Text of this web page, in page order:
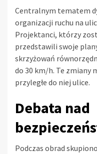
Centralnym tematem
organizacji ruchu na
Projektanci, którzy
przedstawili swoje
skrzyżowań
do 30 km/h. Te zmiany
przyległe do niej ulice.
Debata nad
Podczas obrad